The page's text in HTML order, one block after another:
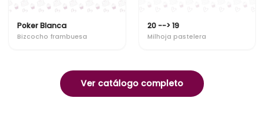
Poker Blanca
Bizcocho frambuesa
20 --> 19
Milhoja pastelera
Ver catálogo completo